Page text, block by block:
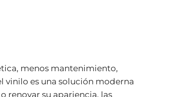
menos mantenimiento,
vinilo es una solución moderna
renovar su apariencia, las